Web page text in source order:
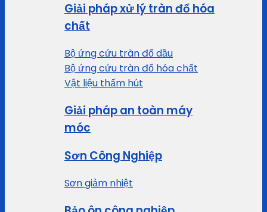
Giải pháp xử lý tràn đổ hóa
chất
Bộ ứng cứu tràn đổ dầu
Bộ ứng cứu tràn đổ hóa chất
Vật liệu thấm hút
Giải pháp an toàn máy
móc
Sơn Công Nghiệp
Sơn giảm nhiệt